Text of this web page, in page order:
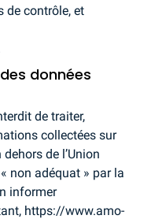
de contrôle, et
données
de traiter,
collectées sur
de l’Union
non adéquat » par la
informer
https://www.amo-